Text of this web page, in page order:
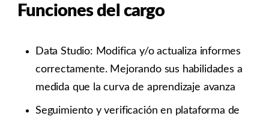
Funciones del cargo
Data Studio: Modifica y/o actualiza informes
correctamente. Mejorando sus habilidades a
medida que la curva de aprendizaje avanza
Seguimiento y verificación en plataforma de